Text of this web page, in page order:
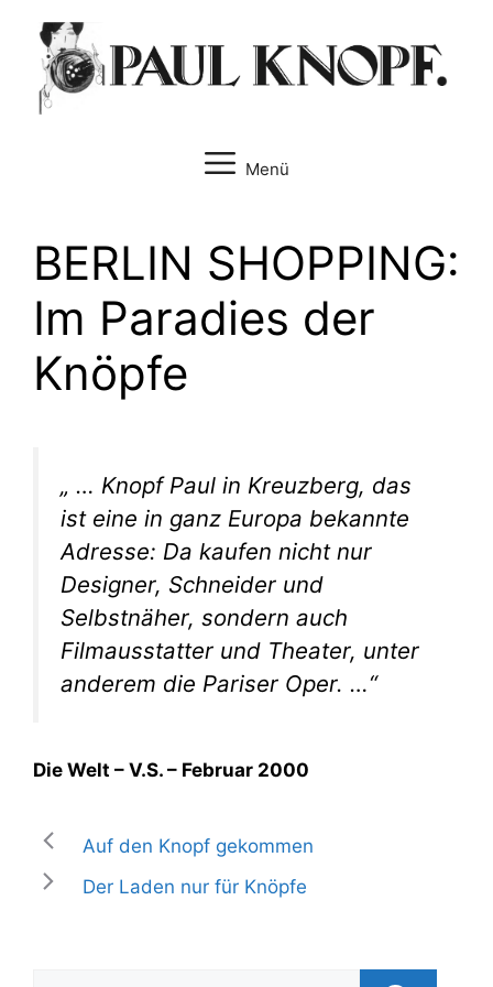
Inhalt
springen
Menü
BERLIN SHOPPING:
Im Paradies der
Knöpfe
„ … Knopf Paul in Kreuzberg, das
ist eine in ganz Europa bekannte
Adresse: Da kaufen nicht nur
Designer, Schneider und
Selbstnäher, sondern auch
Filmausstatter und Theater, unter
anderem die Pariser Oper. …“
Die Welt – V.S. – Februar 2000
Auf den Knopf gekommen
Der Laden nur für Knöpfe